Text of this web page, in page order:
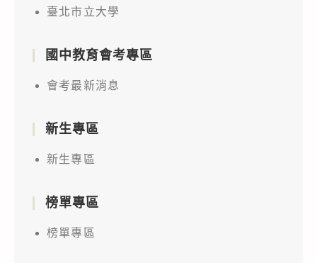
臺北市立大學
國中教育會考專區
會考最新消息
新生專區
新生專區
榜單專區
榜單專區